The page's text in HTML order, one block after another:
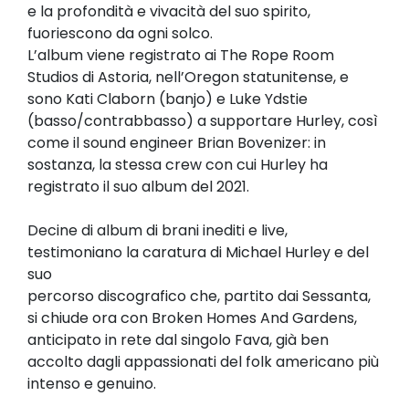
e la profondità e vivacità del suo spirito,
fuoriescono da ogni solco.
L’album viene registrato ai The Rope Room
Studios di Astoria, nell’Oregon statunitense, e
sono Kati Claborn (banjo) e Luke Ydstie
(basso/contrabbasso) a supportare Hurley, così
come il sound engineer Brian Bovenizer: in
sostanza, la stessa crew con cui Hurley ha
registrato il suo album del 2021.
Decine di album di brani inediti e live,
testimoniano la caratura di Michael Hurley e del
suo
percorso discografico che, partito dai Sessanta,
si chiude ora con Broken Homes And Gardens,
anticipato in rete dal singolo Fava, già ben
accolto dagli appassionati del folk americano più
intenso e genuino.